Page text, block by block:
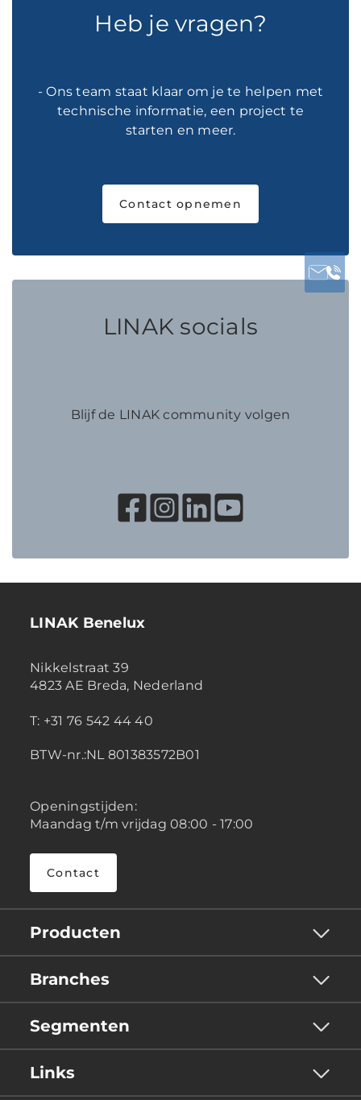
Heb je vragen?
- Ons team staat klaar om je te helpen met
technische informatie, een project te
starten en meer.
Contact opnemen
LINAK socials
Blijf de LINAK community volgen
LINAK Benelux
Nikkelstraat 39
4823 AE Breda, Nederland
T: +31 76 542 44 40
BTW-nr.:NL 801383572B01
Openingstijden:
Maandag t/m vrijdag 08:00 - 17:00
Contact
Producten
Branches
Segmenten
Links